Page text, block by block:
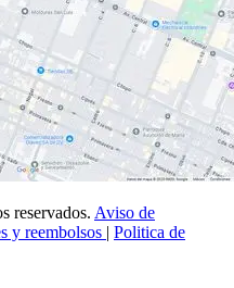
reservados. Aviso de
y reembolsos | Politica de